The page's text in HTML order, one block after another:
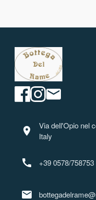
location_on
Via dell'Opio nel
Italy
call +39 0578/758753
mail